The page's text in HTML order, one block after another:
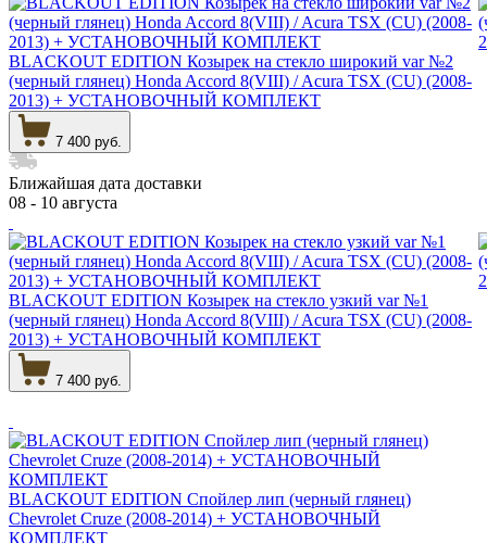
BLACKOUT EDITION Козырек на стекло широкий var №2
(черный глянец) Honda Accord 8(VIII) / Acura TSX (CU) (2008-
2013) + УСТАНОВОЧНЫЙ КОМПЛЕКТ
7 400 руб.
Ближайшая дата доставки
08 - 10 августа
BLACKOUT EDITION Козырек на стекло узкий var №1
(черный глянец) Honda Accord 8(VIII) / Acura TSX (CU) (2008-
2013) + УСТАНОВОЧНЫЙ КОМПЛЕКТ
7 400 руб.
BLACKOUT EDITION Спойлер лип (черный глянец)
Chevrolet Cruze (2008-2014) + УСТАНОВОЧНЫЙ
КОМПЛЕКТ